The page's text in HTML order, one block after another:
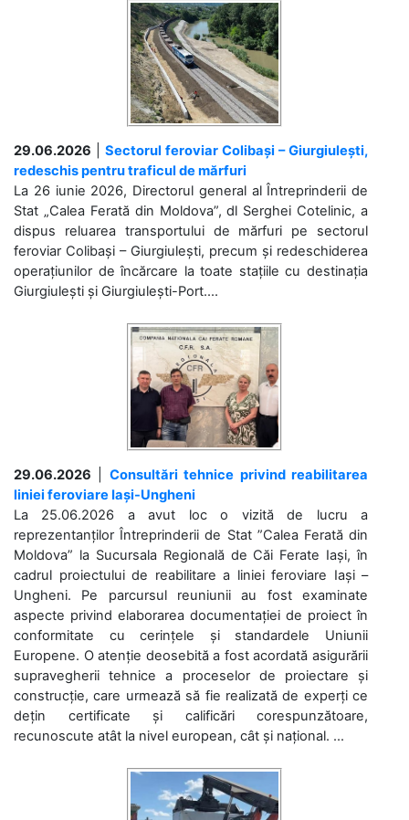
29.06.2026
Sectorul feroviar Colibași – Giurgiulești,
redeschis pentru traficul de mărfuri
La 26 iunie 2026, Directorul general al Întreprinderii de
Stat „Calea Ferată din Moldova”, dl Serghei Cotelinic, a
dispus reluarea transportului de mărfuri pe sectorul
feroviar Colibași – Giurgiulești, precum și redeschiderea
operațiunilor de încărcare la toate stațiile cu destinația
Giurgiulești și Giurgiulești-Port....
29.06.2026
Consultări tehnice privind reabilitarea
liniei feroviare Iași-Ungheni
La 25.06.2026 a avut loc o vizită de lucru a
reprezentanților Întreprinderii de Stat ”Calea Ferată din
Moldova” la Sucursala Regională de Căi Ferate Iași, în
cadrul proiectului de reabilitare a liniei feroviare Iași –
Ungheni. Pe parcursul reuniunii au fost examinate
aspecte privind elaborarea documentației de proiect în
conformitate cu cerințele și standardele Uniunii
Europene. O atenție deosebită a fost acordată asigurării
supravegherii tehnice a proceselor de proiectare și
construcție, care urmează să fie realizată de experți ce
dețin certificate și calificări corespunzătoare,
recunoscute atât la nivel european, cât și național. ...